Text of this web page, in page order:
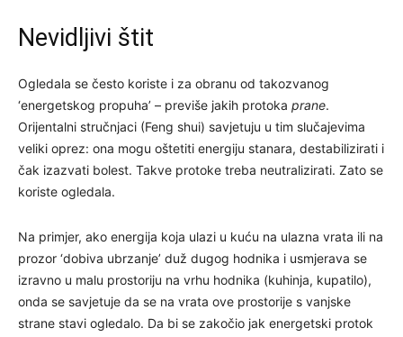
Nevidljivi štit
Ogledala se često koriste i za obranu od takozvanog
‘energetskog propuha’ – previše jakih protoka prane.
Orijentalni stručnjaci (Feng shui) savjetuju u tim slučajevima
veliki oprez: ona mogu oštetiti energiju stanara, destabilizirati i
čak izazvati bolest. Takve protoke treba neutralizirati. Zato se
koriste ogledala.
Na primjer, ako energija koja ulazi u kuću na ulazna vrata ili na
prozor ‘dobiva ubrzanje’ duž dugog hodnika i usmjerava se
izravno u malu prostoriju na vrhu hodnika (kuhinja, kupatilo),
onda se savjetuje da se na vrata ove prostorije s vanjske
strane stavi ogledalo. Da bi se zakočio jak energetski protok